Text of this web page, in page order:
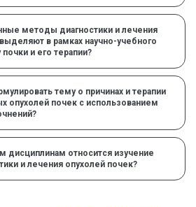
методы диагностики и лечения
в рамках научно-учебного
и его терапии?
тему о причинах и терапии
опухолей почек с использованием
дисциплинам относится изучение
и лечения опухолей почек?